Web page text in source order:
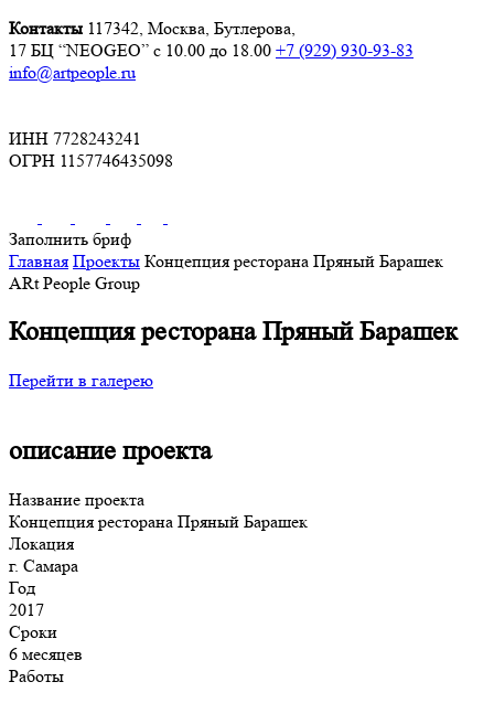
Контакты 117342, Москва, Бутлерова,
17 БЦ “NEOGEO” с 10.00 до 18.00 +7 (929) 930-93-83
info@artpeople.ru
ИНН 7728243241
ОГРН 1157746435098
Заполнить бриф
Главная Проекты Концепция ресторана Пряный Барашек
ARt People Group
Концепция ресторана Пряный Барашек
Перейти в галерею
описание проекта
Название проекта
Концепция ресторана Пряный Барашек
Локация
г. Самара
Год
2017
Сроки
6 месяцев
Работы